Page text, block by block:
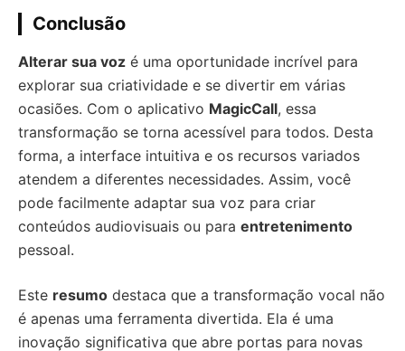
Conclusão
Alterar sua voz é uma oportunidade incrível para
explorar sua criatividade e se divertir em várias
ocasiões. Com o aplicativo MagicCall, essa
transformação se torna acessível para todos. Desta
forma, a interface intuitiva e os recursos variados
atendem a diferentes necessidades. Assim, você
pode facilmente adaptar sua voz para criar
conteúdos audiovisuais ou para entretenimento
pessoal.
Este resumo destaca que a transformação vocal não
é apenas uma ferramenta divertida. Ela é uma
inovação significativa que abre portas para novas